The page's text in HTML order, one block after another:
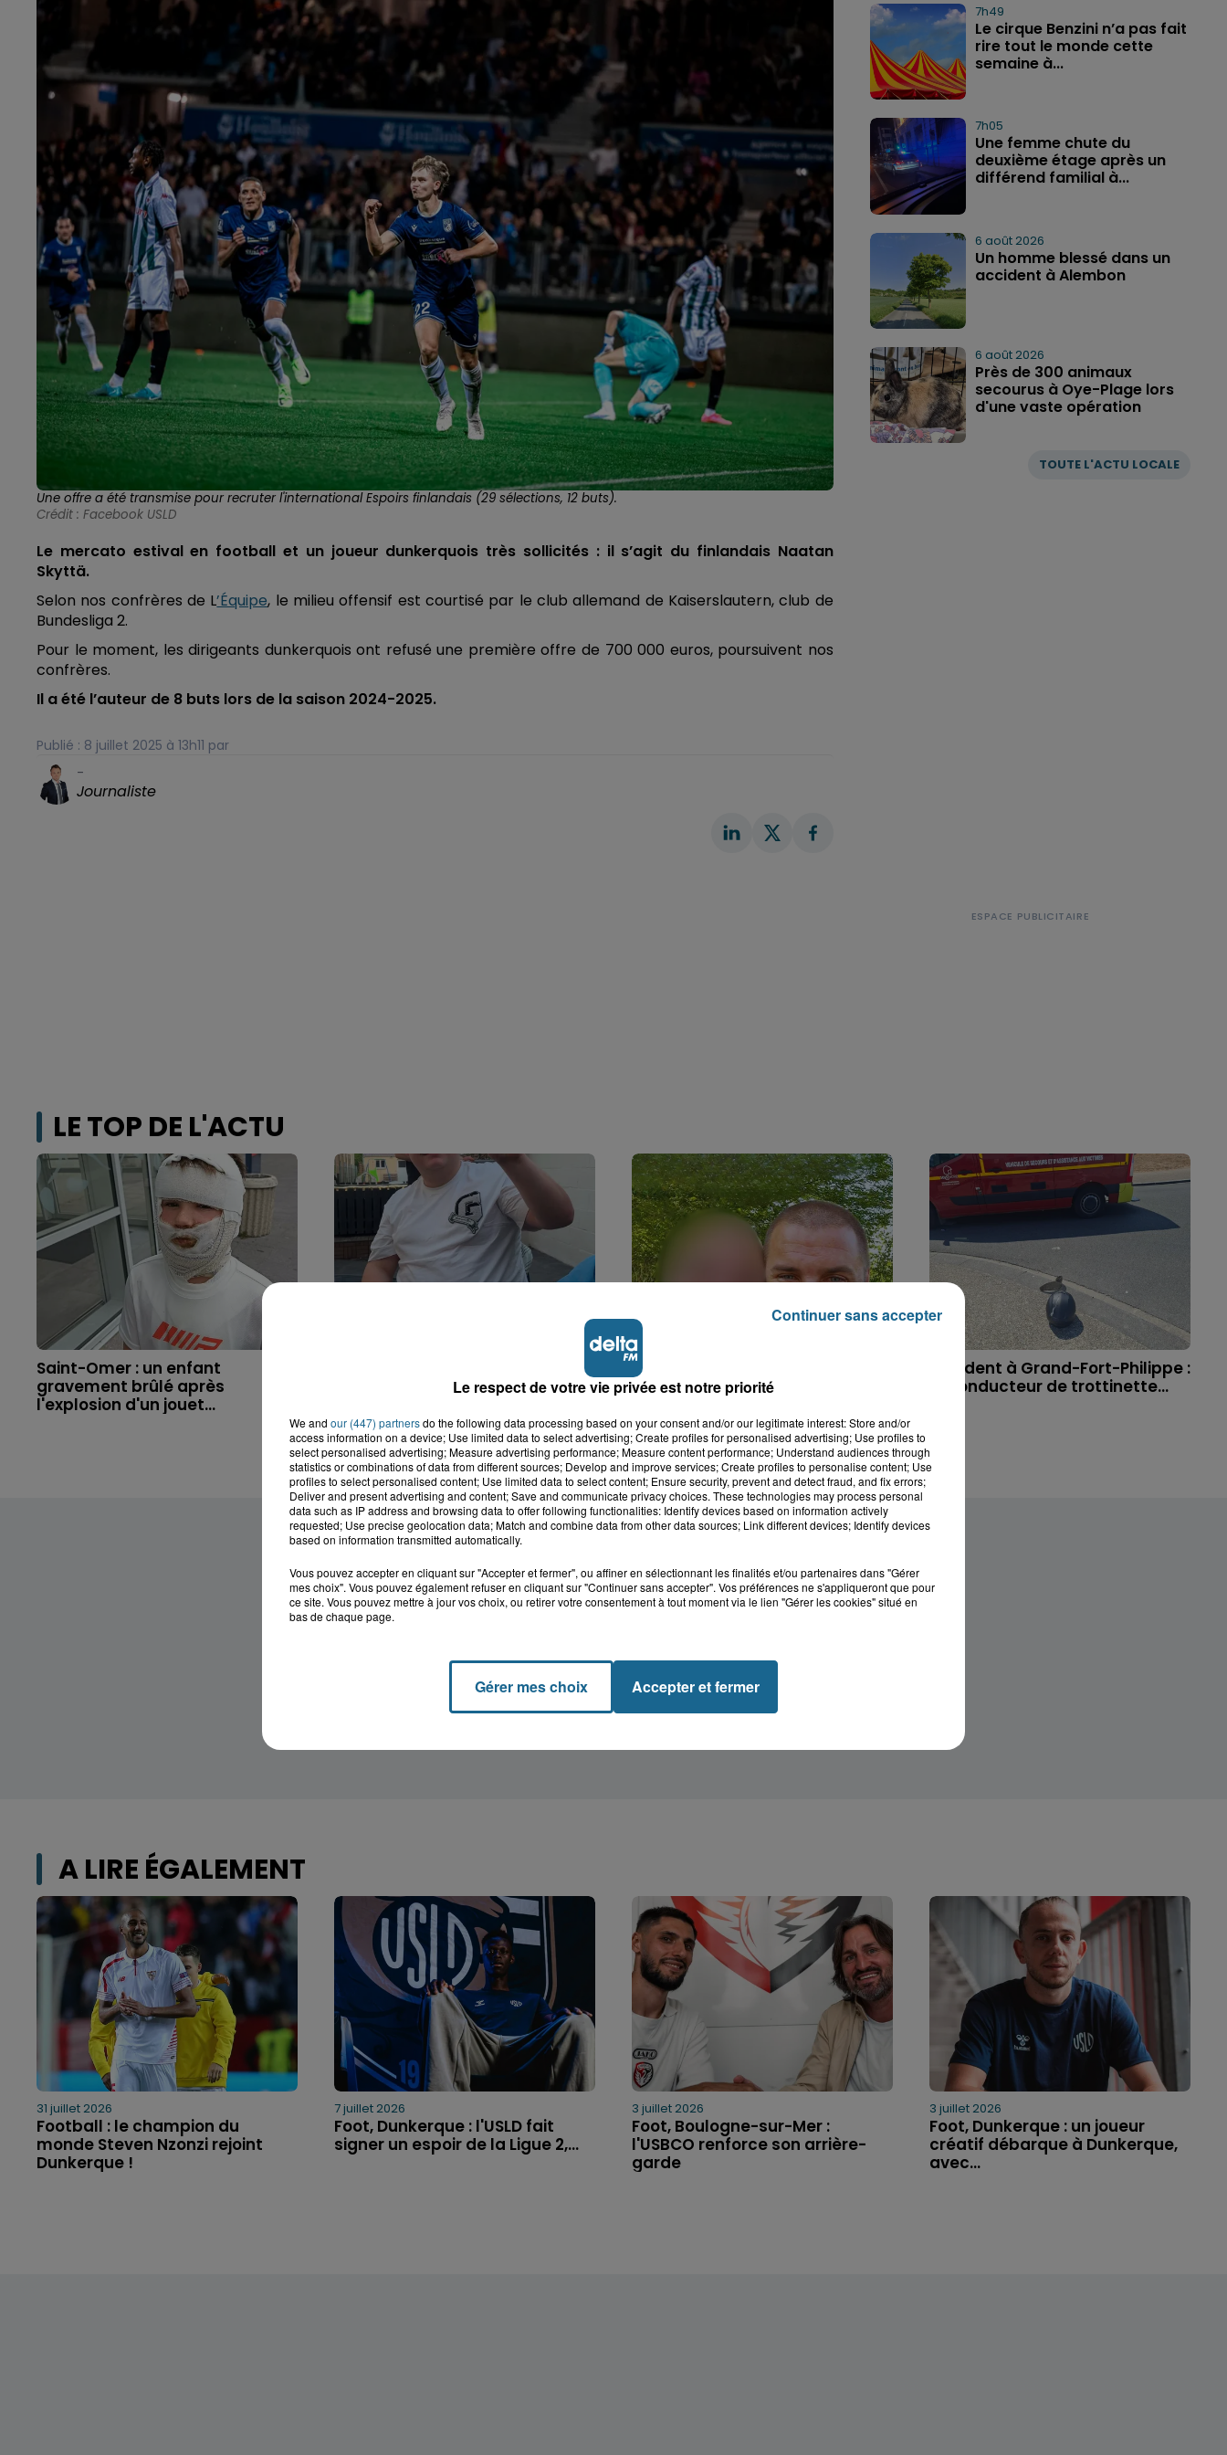
Une offre a été transmise pour recruter l'international Espoirs finlandais (29 sélections, 12 buts).
Crédit : Facebook USLD
Le mercato estival en football et un joueur dunkerquois très sollicités : il s’agit du finlandais Naatan
Skyttä.
Selon nos confrères de L’Équipe, le milieu offensif est courtisé par le club allemand de Kaiserslautern, club de
Bundesliga 2.
Pour le moment, les dirigeants dunkerquois ont refusé une première offre de 700 000 euros, poursuivent nos
confrères.
Il a été l’auteur de 8 buts lors de la saison 2024-2025.
Publié : 8 juillet 2025 à 13h11 par
-
Journaliste
TOUTE L'ACTU LOCALE
7h49
Le cirque Benzini n’a pas fait
rire tout le monde cette
semaine à...
7h05
Une femme chute du
deuxième étage après un
différend familial à...
6 août 2026
Un homme blessé dans un
accident à Alembon
6 août 2026
Près de 300 animaux
secourus à Oye-Plage lors
d'une vaste opération
LE TOP DE L'ACTU
Saint-Omer : un enfant
gravement brûlé après
l'explosion d'un jouet...
accident, Lucas s'en est allé
Disparition inquiétante à
Cappelle-la-Grande : Michael,
Accident à Grand-Fort-Philippe :
le conducteur de trottinette...
A LIRE ÉGALEMENT
31 juillet 2026
Football : le champion du
monde Steven Nzonzi rejoint
Dunkerque !
7 juillet 2026
Foot, Dunkerque : l'USLD fait
signer un espoir de la Ligue 2,...
3 juillet 2026
Foot, Boulogne-sur-Mer :
l'USBCO renforce son arrière-
garde
3 juillet 2026
Foot, Dunkerque : un joueur
créatif débarque à Dunkerque,
avec...
Le respect de votre vie privée est notre priorité
We and our (447) partnersdo the following data processing based on your consent and/or our legitimate interest: Store and/or
access information on a device; Use limited data to select advertising; Create profiles for personalised advertising; Use profiles to
select personalised advertising; Measure advertising performance; Measure content performance; Understand audiences through
statistics or combinations of data from different sources; Develop and improve services; Create profiles to personalise content; Use
profiles to select personalised content; Use limited data to select content; Ensure security, prevent and detect fraud, and fix errors;
Deliver and present advertising and content; Save and communicate privacy choices. These technologies may process personal
data such as IP address and browsing data to offer following functionalities: Identify devices based on information actively
requested; Use precise geolocation data; Match and combine data from other data sources; Link different devices; Identify devices
based on information transmitted automatically.
Vous pouvez accepter en cliquant sur "Accepter et fermer", ou affiner en sélectionnant les finalités et/ou partenaires dans "Gérer
mes choix". Vous pouvez également refuser en cliquant sur "Continuer sans accepter". Vos préférences ne s'appliqueront que pour
ce site. Vous pouvez mettre à jour vos choix, ou retirer votre consentement à tout moment via le lien "Gérer les cookies" situé en
bas de chaque page.
Gérer mes choix Accepter et fermer
Continuer sans accepter